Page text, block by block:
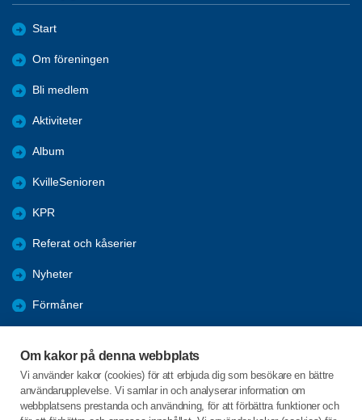
Om kakor på denna webbplats
Vi använder kakor (cookies) för att erbjuda dig som besökare en bättre
användarupplevelse. Vi samlar in och analyserar information om
webbplatsens prestanda och användning, för att förbättra funktioner och
Start
Om föreningen
Bli medlem
Aktiviteter
Album
KvilleSenioren
KPR
Referat och kåserier
Nyheter
Förmåner
Tanums kommun
Valet 2026